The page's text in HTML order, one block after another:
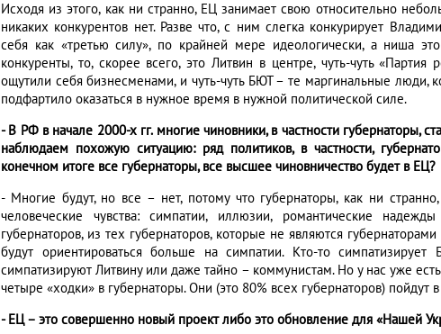
Исходя из этого, как ни странно, ЕЦ занимает свою относительно
никаких конкурентов нет. Разве что, с ним слегка конкурирует
себя как «третью силу», по крайней мере идеологически, а ниша
конкуренты, то, скорее всего, это Литвин в центре, чуть-чуть
ощутили себя бизнесменами, и чуть-чуть БЮТ – те маргинальные люди,
подфартило оказаться в нужное время в нужной политической силе.
- В РФ в начале 2000-х гг. многие чиновники, в частности губернаторы,
наблюдаем похожую ситуацию: ряд политиков, в частности,
конечном итоге все губернаторы, все высшее чиновничество будет в ЕЦ?
- Многие будут, но все – нет, потому что губернаторы, как ни
человеческие чувства: симпатии, иллюзии, романтические
губернаторов, из тех губернаторов, которые не являются
будут ориентироваться больше на симпатии. Кто-то
симпатизируют Литвину или даже тайно – коммунистам. Но у нас уже
четыре «ходки» в губернаторы. Они (это 80% всех губернаторов) пойдут
- ЕЦ – это совершенно новый проект либо это обновление для «Нашей